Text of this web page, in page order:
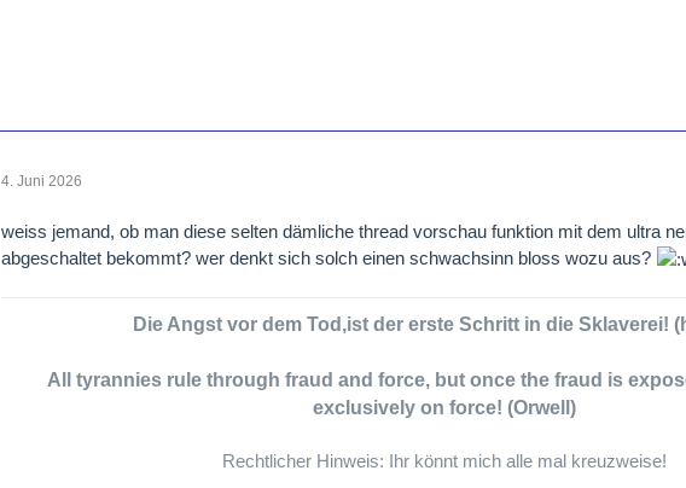
4. Juni 2026
weiss jemand, ob man diese selten dämliche thread vorschau funktion mit dem ultra
abgeschaltet bekommt? wer denkt sich solch einen schwachsinn bloss wozu aus?
Die Angst vor dem Tod,ist der erste Schritt in die Sklaverei!
All tyrannies rule through fraud and force, but once the fraud is
exclusively on force! (Orwell)
Rechtlicher Hinweis: Ihr könnt mich alle mal kreuzweise!